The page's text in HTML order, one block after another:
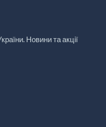
Новини та акції